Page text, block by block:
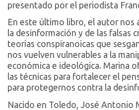
presentado por el periodista
En este último libro, el autor nos
la desinformación y de las falsas
teorías conspiranoicas que
nos vuelven vulnerables a la
económica e ideológica. Marina
las técnicas para fortalecer el
para protegernos contra la
Nacido en Toledo, José Antonio